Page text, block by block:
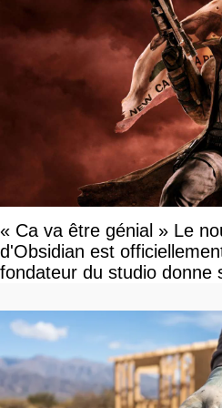
« Ca va être génial » Le
d'Obsidian est
fondateur du studio donne